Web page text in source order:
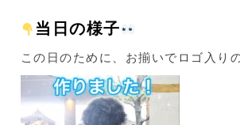
当日の様子
この日のために、お揃いでロゴ入り